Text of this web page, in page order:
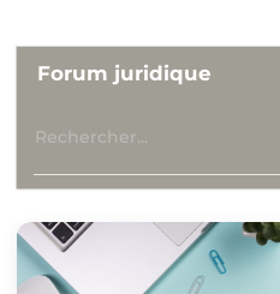
Forum juridique